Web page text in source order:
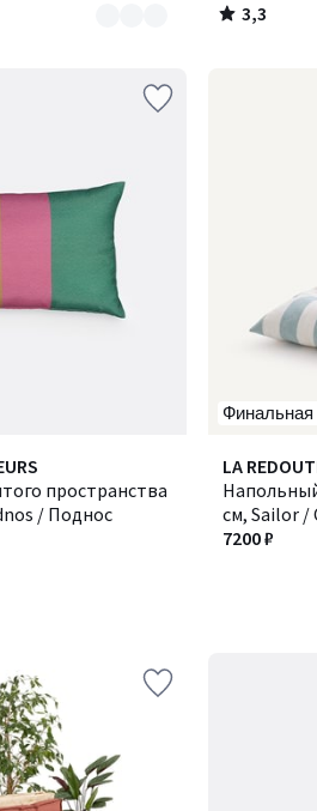
3,3
/
пространства
/ Поднос
Финальная
LA
см, Sailor /
7200 ₽